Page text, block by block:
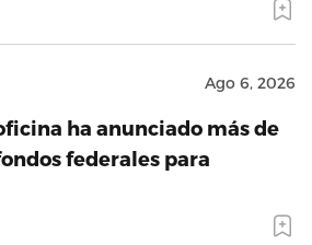
Ago 6, 2026
ha anunciado más de
federales para